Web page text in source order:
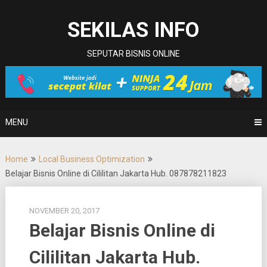
SEKILAS INFO
SEPUTAR BISNIS ONLINE
MENU
Home
Local Business Optimization
Belajar Bisnis Online di Cililitan Jakarta Hub. 087878211823
NOVEMBER 20, 2017
Belajar Bisnis Online di
Cililitan Jakarta Hub.